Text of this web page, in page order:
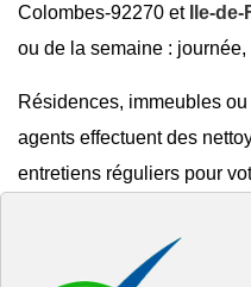
Colombes-92270 et
Ile-
ou de la semaine :
Résidences, immeubles
agents effectuent des
entretiens réguliers pour